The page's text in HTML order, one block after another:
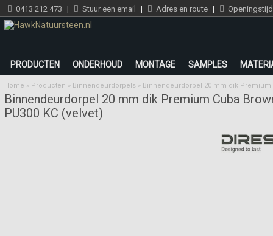
0413 212 473 | Stuur een email | Adres en route |
PRODUCTEN ONDERHOUD MONTAGE SAMPLES
Home » Producten » Binnendeurdorpels » Binnendeurdorpel 20 mm dik Premium
Binnendeurdorpel 20 mm dik Premium Cuba
PU300 KC (velvet)